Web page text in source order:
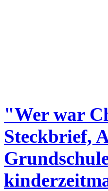
"Wer war
Steckbrief,